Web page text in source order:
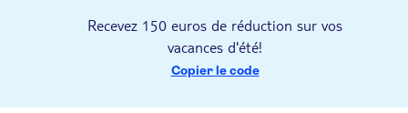
Recevez 150 euros de réduction sur vos
vacances d'été!
Copier le code